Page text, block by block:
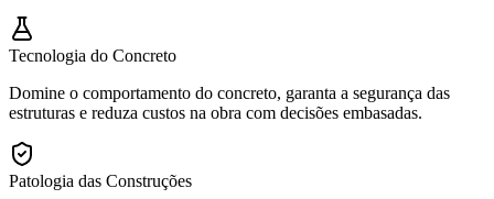
Tecnologia do Concreto
Domine o comportamento do concreto, garanta a segurança das
estruturas e reduza custos na obra com decisões embasadas.
Patologia das Construções